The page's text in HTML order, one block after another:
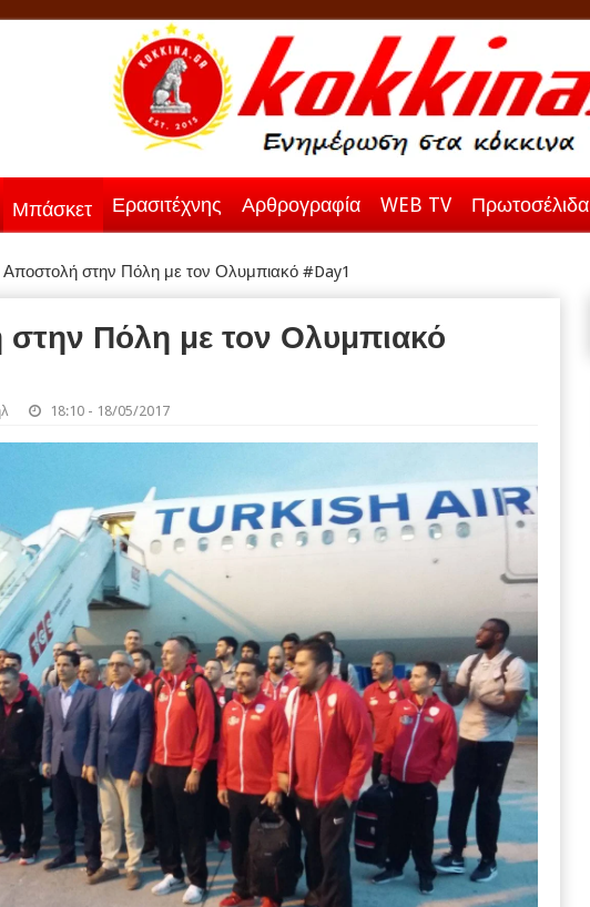
Μπάσκετ Ερασιτέχνης Αρθρογραφία WEB TV Πρωτοσέλιδα
Αποστολή στην Πόλη με τον Ολυμπιακό #Day1
Πόλη με τον Ολυμπιακό
18:10 - 18/05/2017